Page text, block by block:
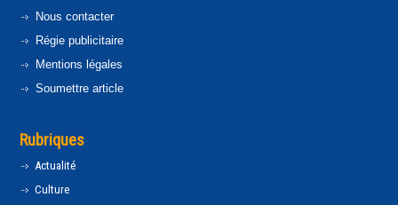
Nous contacter
Régie publicitaire
Mentions légales
Soumettre article
Rubriques
Actualité
Culture